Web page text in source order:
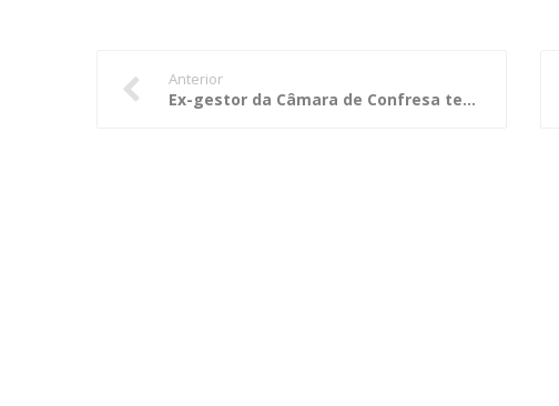
Anterior
Ex-gestor da Câmara de Confresa tem recurso negado pela 1ª Câmara do TCE